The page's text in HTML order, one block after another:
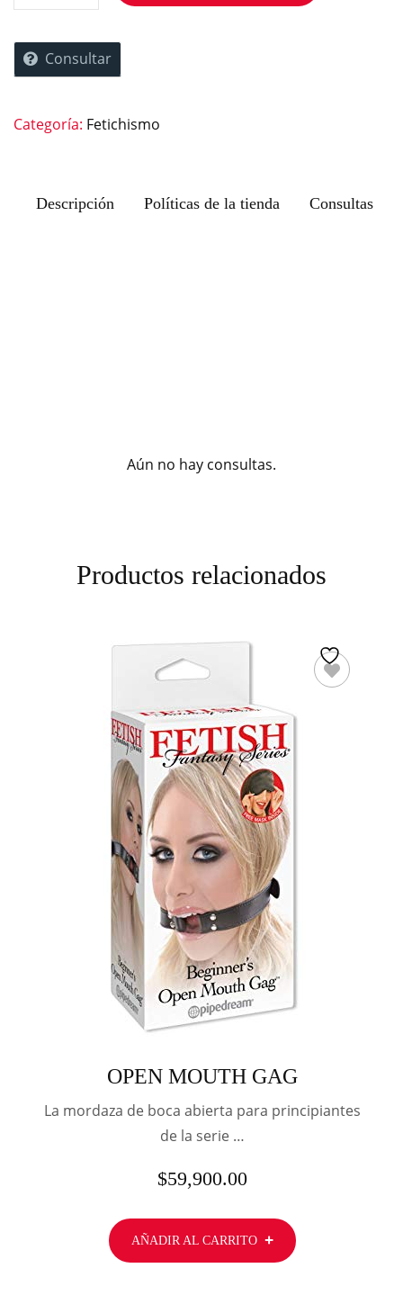
Consultar
Categoría: Fetichismo
Descripción Políticas de la tienda Consultas
Aún no hay consultas.
Productos relacionados
OPEN MOUTH GAG
La mordaza de boca abierta para principiantes
de la serie …
$59,900.00
AÑADIR AL CARRITO